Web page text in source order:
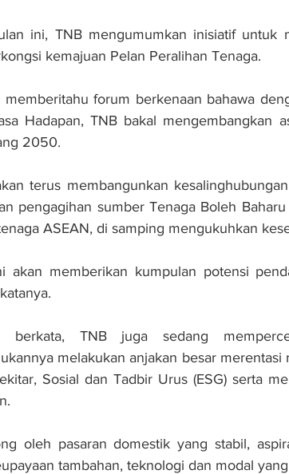
ini, TNB mengumumkan inisiatif untuk
kemajuan Pelan Peralihan Tenaga.
memberitahu forum berkenaan bahawa
Hadapan, TNB bakal mengembangkan
2050.
terus membangunkan
pengagihan sumber Tenaga Boleh
ASEAN, di samping mengukuhkan
akan memberikan kumpulan potensi
berkata, TNB juga sedang
melakukan anjakan besar
Sosial dan Tadbir Urus (ESG) serta
oleh pasaran domestik yang stabil,
tambahan, teknologi dan modal